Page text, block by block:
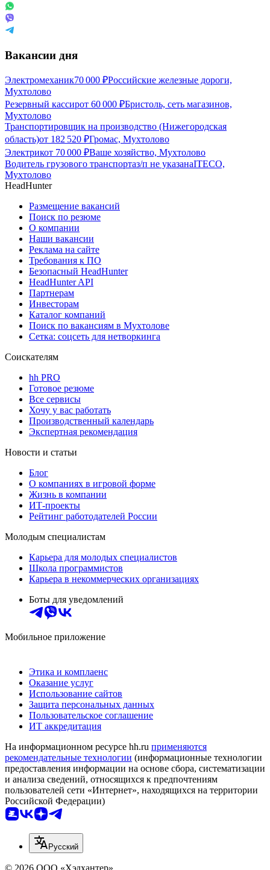
Вакансии дня
Электромеханик70 000 ₽Российские железные дороги,
Мухтолово
Резервный кассирот 60 000 ₽Бристоль, сеть магазинов,
Мухтолово
Транспортировщик на производство (Нижегородская
область)от 182 520 ₽Громас, Мухтолово
Электрикот 70 000 ₽Ваше хозяйство, Мухтолово
Водитель грузового транспортаз/п не указанаITECO,
Мухтолово
HeadHunter
Размещение вакансий
Поиск по резюме
О компании
Наши вакансии
Реклама на сайте
Требования к ПО
Безопасный HeadHunter
HeadHunter API
Партнерам
Инвесторам
Каталог компаний
Поиск по вакансиям в Мухтолове
Сетка: соцсеть для нетворкинга
Соискателям
hh PRO
Готовое резюме
Все сервисы
Хочу у вас работать
Производственный календарь
Экспертная рекомендация
Новости и статьи
Блог
О компаниях в игровой форме
Жизнь в компании
ИТ-проекты
Рейтинг работодателей России
Молодым специалистам
Карьера для молодых специалистов
Школа программистов
Карьера в некоммерческих организациях
Боты для уведомлений
Мобильное приложение
Этика и комплаенс
Оказание услуг
Использование сайтов
Защита персональных данных
Пользовательское соглашение
ИТ аккредитация
На информационном ресурсе hh.ru применяются
рекомендательные технологии (информационные технологии
предоставления информации на основе сбора, систематизации
и анализа сведений, относящихся к предпочтениям
пользователей сети «Интернет», находящихся на территории
Российской Федерации)
Русский